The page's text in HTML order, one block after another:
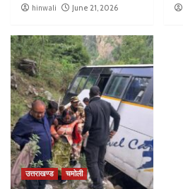
hinwali June 21, 2026
उत्तराखण्ड चमोली